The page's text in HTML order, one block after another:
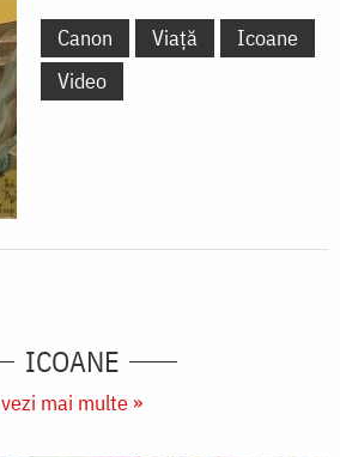
Canon Viață
Icoane
Video
ICOANE
vezi mai multe »